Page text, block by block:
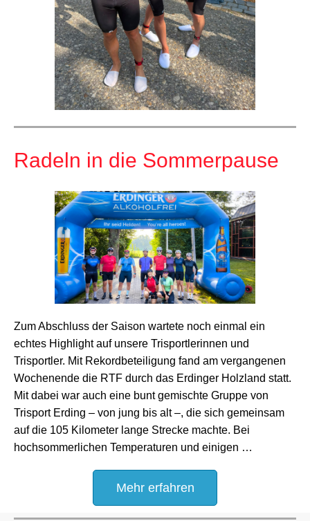
Radeln in die Sommerpause
Zum Abschluss der Saison wartete noch einmal ein
echtes Highlight auf unsere Trisportlerinnen und
Trisportler. Mit Rekordbeteiligung fand am vergangenen
Wochenende die RTF durch das Erdinger Holzland statt.
Mit dabei war auch eine bunt gemischte Gruppe von
Trisport Erding – von jung bis alt –, die sich gemeinsam
auf die 105 Kilometer lange Strecke machte. Bei
hochsommerlichen Temperaturen und einigen …
Mehr erfahren